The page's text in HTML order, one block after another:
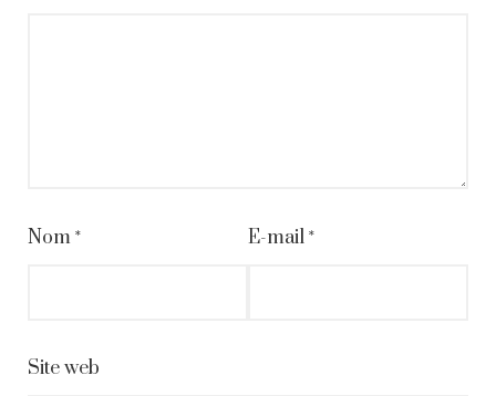
Nom * E-mail *
Site web